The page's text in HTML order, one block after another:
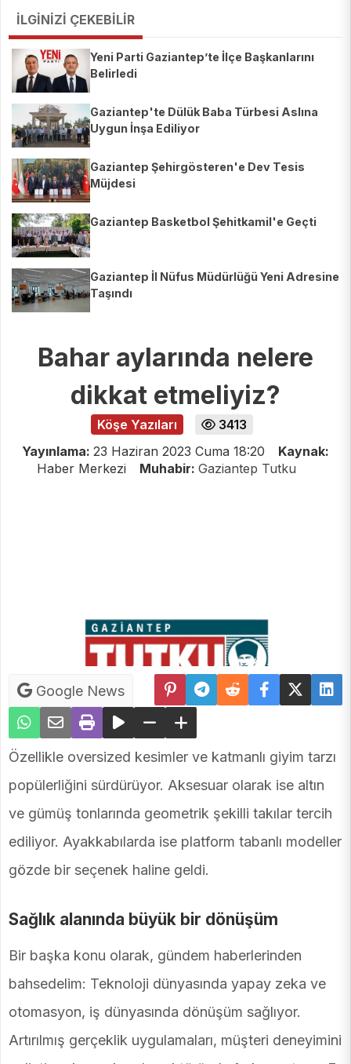
İLGİNİZİ ÇEKEBİLİR
Yeni Parti Gaziantep’te İlçe Başkanlarını
Belirledi
Gaziantep'te Dülük Baba Türbesi Aslına
Uygun İnşa Ediliyor
Gaziantep Şehirgösteren'e Dev Tesis
Müjdesi
Gaziantep Basketbol Şehitkamil'e Geçti
Gaziantep İl Nüfus Müdürlüğü Yeni Adresine
Taşındı
Bahar aylarında nelere
dikkat etmeliyiz?
Köşe Yazıları
3413
Yayınlama: 23 Haziran 2023 Cuma 18:20
Kaynak:
Haber Merkezi
Muhabir: Gaziantep Tutku
Google News
Özellikle oversized kesimler ve katmanlı giyim tarzı
popülerliğini sürdürüyor. Aksesuar olarak ise altın
ve gümüş tonlarında geometrik şekilli takılar tercih
ediliyor. Ayakkabılarda ise platform tabanlı modeller
gözde bir seçenek haline geldi.
Sağlık alanında büyük bir dönüşüm
Bir başka konu olarak, gündem haberlerinden
bahsedelim: Teknoloji dünyasında yapay zeka ve
otomasyon, iş dünyasında dönüşüm sağlıyor.
Artırılmış gerçeklik uygulamaları, müşteri deneyimini